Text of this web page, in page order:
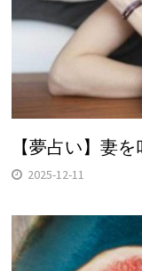
【夢占い】妻
2025-12-11